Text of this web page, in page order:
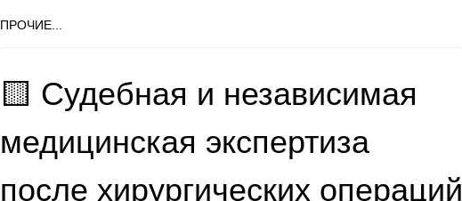
ПРОЧИЕ...
🟨 Судебная и независимая
медицинская экспертиза
после хирургических операций